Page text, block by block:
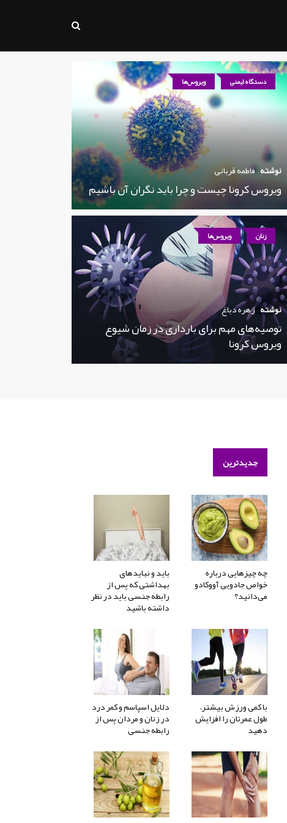
دستگاه ایمنی ویروس‌ها
نوشته فاطمه قربانی
ویروس کرونا چیست و چرا باید نگران آن باشیم
زنان ویروس‌ها
نوشته زهره دباغ
توصیه‌های مهم برای بارداری در زمان شیوع
ویروس کرونا
جدیدترین
چه چیزهایی درباره
خواص جادویی آووکادو
می‌دانید؟
باید و نبایدهای
بهداشتی که پس از
رابطه جنسی باید در نظر
داشته باشید
با کمی ورزش بیشتر،
طول عمرتان را افزایش
دهید
دلایل اسپاسم و کمر درد
در زنان و مردان پس از
رابطه جنسی